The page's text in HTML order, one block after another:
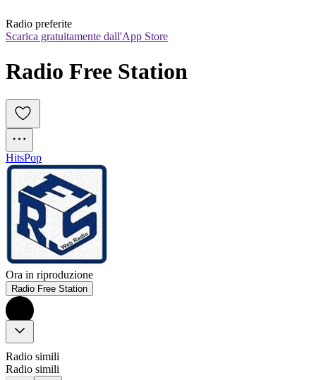
Radio preferite
Scarica gratuitamente dall'App Store
Radio Free Station
HitsPop
Ora in riproduzione
Radio Free Station
Radio simili
Radio simili